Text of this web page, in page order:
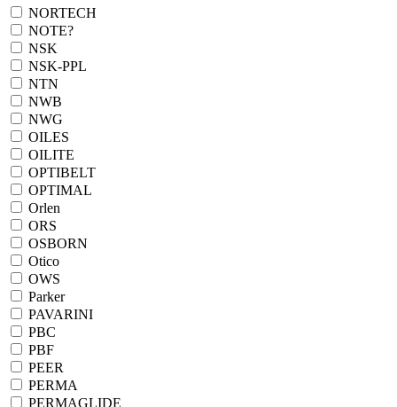
NORTECH
NOTE?
NSK
NSK-PPL
NTN
NWB
NWG
OILES
OILITE
OPTIBELT
OPTIMAL
Orlen
ORS
OSBORN
Otico
OWS
Parker
PAVARINI
PBC
PBF
PEER
PERMA
PERMAGLIDE